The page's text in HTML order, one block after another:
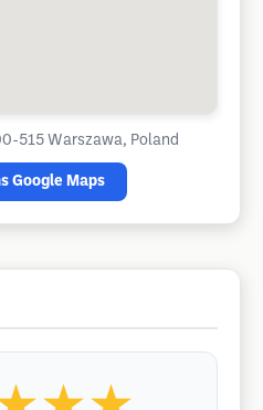
515 Warszawa, Poland
Google Maps